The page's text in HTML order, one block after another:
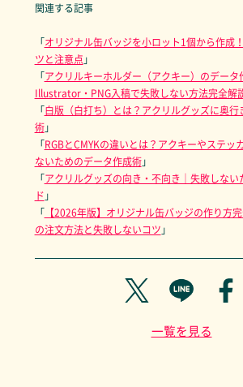
関連する記事
「オリジナル缶バッジを小ロット1個から作成
ツと注意点 」
「アクリルキーホルダー（アクキー）のデータ
Illustrator・PNG入稿で失敗しない方法完全解
「白版（白打ち）とは？アクリルグッズに奥行
術」
「RGBとCMYKの違いとは？アクキーやステッ
ないためのデータ作成術」
「アクリルグッズの向き・不向き｜失敗しない
ド 」
「【2026年版】オリジナル缶バッジの作り方
の注文方法と失敗しないコツ 」
一覧を見る